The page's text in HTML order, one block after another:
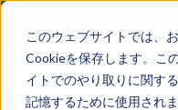
このウェブサイトでは、
Cookieを保存します。こ
イトでのやり取りに関す
記憶するために使用され
Life Science AI Top